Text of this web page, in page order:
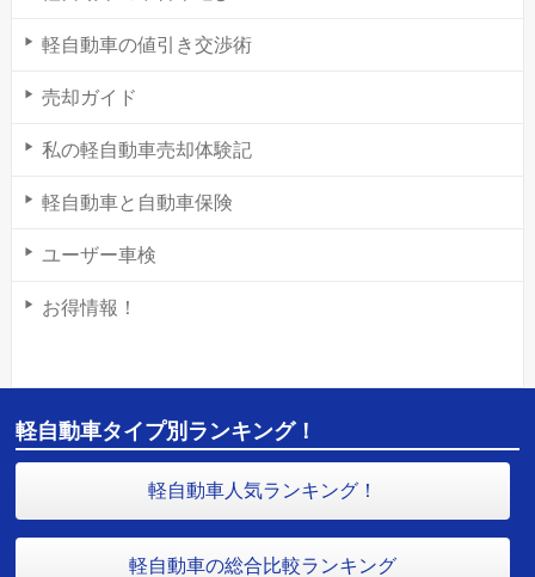
軽自動車の値引き交渉術
売却ガイド
私の軽自動車売却体験記
軽自動車と自動車保険
ユーザー車検
お得情報！
軽自動車タイプ別ランキング！
軽自動車人気ランキング！
軽自動車の総合比較ランキング